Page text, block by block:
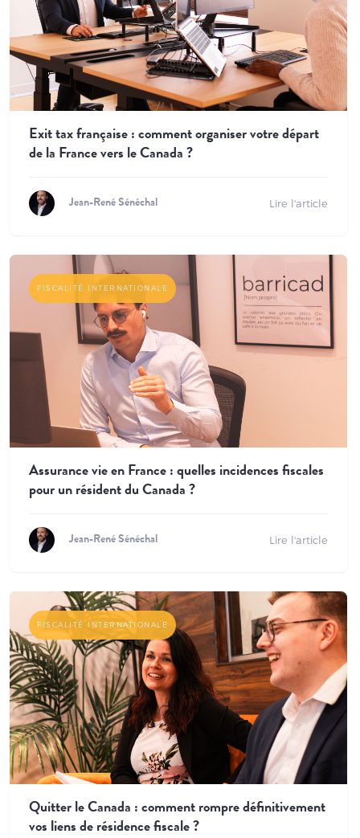
Exit tax française : comment organiser votre départ
de la France vers le Canada ?
Jean-René Sénéchal Lire l'article
FISCALITÉ INTERNATIONALE
Assurance vie en France : quelles incidences fiscales
pour un résident du Canada ?
Jean-René Sénéchal Lire l'article
FISCALITÉ INTERNATIONALE
Quitter le Canada : comment rompre définitivement
vos liens de résidence fiscale ?